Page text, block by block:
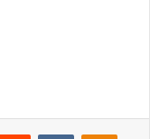
Reddit VKontakte